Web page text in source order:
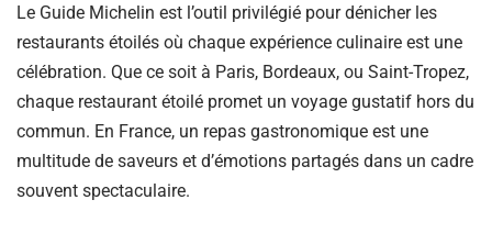
Le Guide Michelin est l’outil privilégié pour dénicher les
restaurants étoilés où chaque expérience culinaire est une
célébration. Que ce soit à Paris, Bordeaux, ou Saint-Tropez,
chaque restaurant étoilé promet un voyage gustatif hors du
commun. En France, un repas gastronomique est une
multitude de saveurs et d’émotions partagés dans un cadre
souvent spectaculaire.